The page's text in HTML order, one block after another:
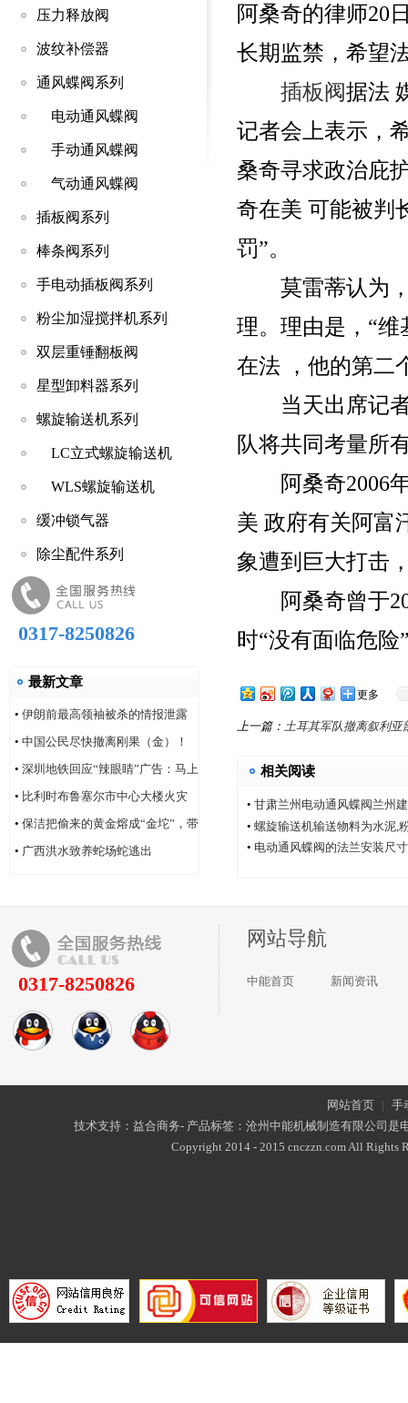
压力释放阀
波纹补偿器
通风蝶阀系列
电动通风蝶阀
手动通风蝶阀
气动通风蝶阀
插板阀系列
棒条阀系列
手电动插板阀系列
粉尘加湿搅拌机系列
双层重锤翻板阀
星型卸料器系列
螺旋输送机系列
LC立式螺旋输送机
WLS螺旋输送机
缓冲锁气器
除尘配件系列
0317-8250826
最新文章
• 伊朗前最高领袖被杀的情报泄露
问题，“很可能仍然存在”
• 中国公民尽快撤离刚果（金）！
• 深圳地铁回应“辣眼睛”广告：马上
改！
• 比利时布鲁塞尔市中心大楼火灾
造成6人死亡
• 保洁把偷来的黄金熔成“金坨”，带
着家人连夜逃跑
• 广西洪水致养蛇场蛇逃出
阿桑奇的律师20
长期监禁，希望
插板阀据法
记者会上表示，
桑奇寻求政治庇
奇在美 可能被判
罚”。
莫雷蒂认为，
理。理由是，“
在法 ，他的第二
当天出席记者
队将共同考量所
阿桑奇2006年
美 政府有关阿富
象遭到巨大打击
阿桑奇曾于
时“没有面临危
更多
上一篇： 土耳其军队撤离叙利亚
相关阅读
• 甘肃兰州电动通风蝶阀兰州
厂家中能电动通风蝶阀厂
• 螺旋输送机输送物料为水泥,
• 电动通风蝶阀的法兰安装尺寸
0317-8250826
网站导航
中能首页 新闻资讯
网站首页 | 手
技术支持：益合商务- 产品标签：沧州中能机械制造有限公司是
Copyright 2014 - 2015 cnczzn.com All Rights